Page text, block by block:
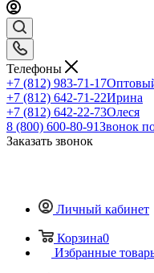
Телефоны
+7 (812) 983-71-17
+7 (812) 642-71-22Ирина
+7 (812) 642-22-73Олеся
8 (800) 600-80-91Звонок
Заказать звонок
Личный кабинет
Корзина0
Избранные